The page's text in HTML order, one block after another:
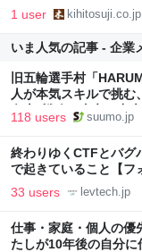
1 user kihitosuji.co.jp
いま人気の記事 - 企業
旧五輪選手村「
人が本気スキルで挑む
向上”戦略 東京・中央
118 users suumo.jp
終わりゆくCTFとバグ
で起きていること【フ
33 users levtech.jp
仕事・家庭・個人の優
たしが10年後の自分